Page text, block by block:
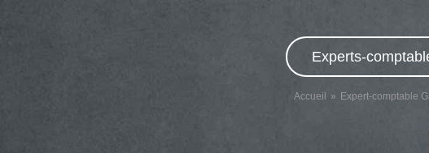
Experts-
Accueil Expert-comptable